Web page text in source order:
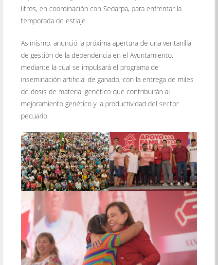
litros, en coordinación con Sedarpa, para enfrentar la
temporada de estiaje.
Asimismo, anunció la próxima apertura de una ventanilla
de gestión de la dependencia en el Ayuntamiento,
mediante la cual se impulsará el programa de
inseminación artificial de ganado, con la entrega de miles
de dosis de material genético que contribuirán al
mejoramiento genético y la productividad del sector
pecuario.